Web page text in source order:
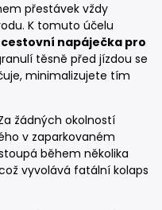
přestávek vždy
K tomuto účelu
cestovní napáječka pro
těsně před jízdou se
minimalizujete tím
žádných okolností
v zaparkovaném
během několika
vyvolává fatální kolaps